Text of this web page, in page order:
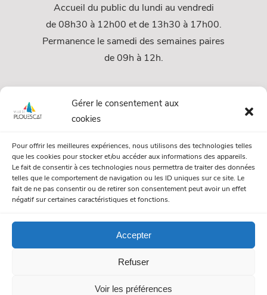
Gérer le consentement aux
cookies
Pour offrir les meilleures expériences, nous utilisons des technologies telles
que les cookies pour stocker et/ou accéder aux informations des appareils.
Le fait de consentir à ces technologies nous permettra de traiter des données
telles que le comportement de navigation ou les ID uniques sur ce site. Le
fait de ne pas consentir ou de retirer son consentement peut avoir un effet
négatif sur certaines caractéristiques et fonctions.
Accepter
Refuser
Voir les préférences
Accueil du public du lundi au vendredi
de 08h30 à 12h00 et de 13h30 à 17h00.
Permanence le samedi des semaines paires
de 09h à 12h.
Services
Urbanisme
Papiers et citoyenneté
Numéros Utiles
© Mairie de Plouescat. Tous droits réservés. /Mentions légales
Politique de gestion des cookies/Politique de confidentialité